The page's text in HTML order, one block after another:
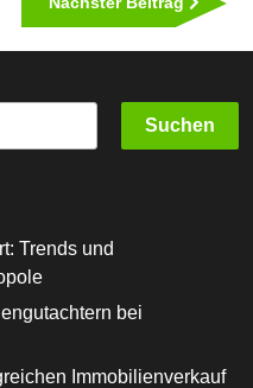
Suchen
Trends und
bei
Immobilienverkauf